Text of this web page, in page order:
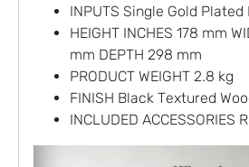
INPUTS Single Gold
HEIGHT INCHES 178 mm
mm DEPTH 298 mm
PRODUCT WEIGHT 2.8 kg
FINISH Black Textured
INCLUDED ACCESSORIES